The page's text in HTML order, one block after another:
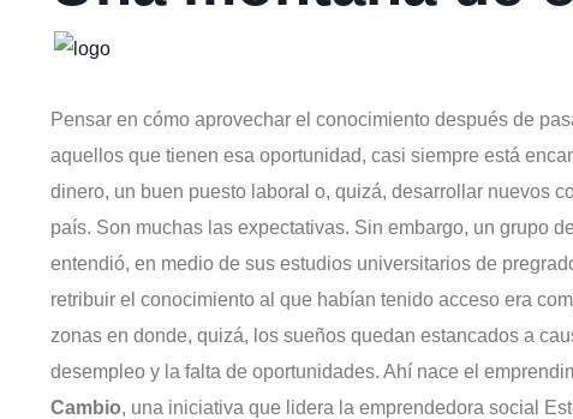
Pensar en cómo aprovechar el conocimiento después de
aquellos que tienen esa oportunidad, casi siempre está
dinero, un buen puesto laboral o, quizá, desarrollar nuevos
país. Son muchas las expectativas. Sin embargo, un grupo
entendió, en medio de sus estudios universitarios de
retribuir el conocimiento al que habían tenido acceso era
zonas en donde, quizá, los sueños quedan estancados a
desempleo y la falta de oportunidades. Ahí nace el
Cambio, una iniciativa que lidera la emprendedora social